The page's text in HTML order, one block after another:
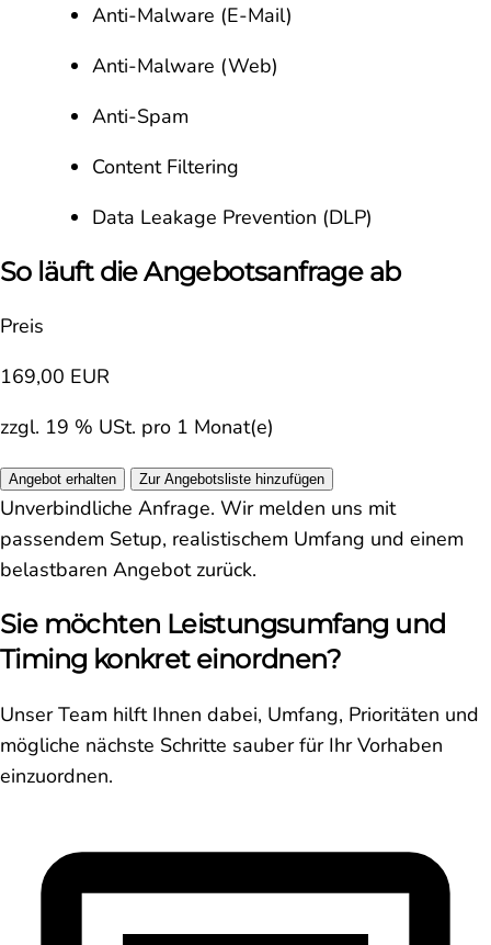
Anti-Malware (E-Mail)
Anti-Malware (Web)
Anti-Spam
Content Filtering
Data Leakage Prevention (DLP)
So läuft die Angebotsanfrage ab
Preis
169,00 EUR
zzgl. 19 % USt. pro 1 Monat(e)
Angebot erhalten Zur Angebotsliste hinzufügen
Unverbindliche Anfrage. Wir melden uns mit
passendem Setup, realistischem Umfang und einem
belastbaren Angebot zurück.
Sie möchten Leistungsumfang und
Timing konkret einordnen?
Unser Team hilft Ihnen dabei, Umfang, Prioritäten und
mögliche nächste Schritte sauber für Ihr Vorhaben
einzuordnen.